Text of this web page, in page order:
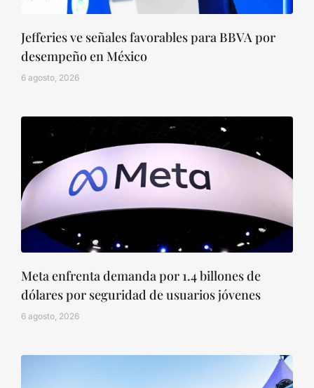
Jefferies ve señales favorables para BBVA por
desempeño en México
6 agosto, 2026
Meta enfrenta demanda por 1.4 billones de
dólares por seguridad de usuarios jóvenes
6 agosto, 2026